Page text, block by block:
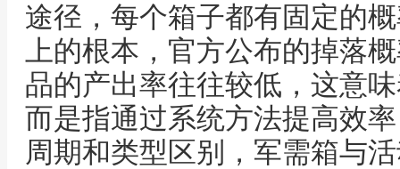
途径，每个箱子都有固定的
上的根本，官方公布的掉落
品的产出率往往较低，这意
而是指通过系统方法提高效
周期和类型区别，军需箱与